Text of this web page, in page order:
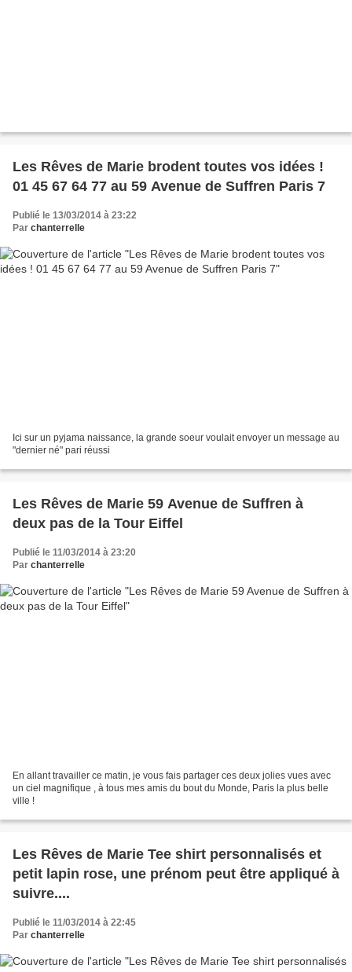
Les Rêves de Marie brodent toutes vos idées !
01 45 67 64 77 au 59 Avenue de Suffren Paris 7
Publié le 13/03/2014 à 23:22
Par chanterrelle
Ici sur un pyjama naissance, la grande soeur voulait envoyer un message au
"dernier né" pari réussi
Les Rêves de Marie 59 Avenue de Suffren à
deux pas de la Tour Eiffel
Publié le 11/03/2014 à 23:20
Par chanterrelle
En allant travailler ce matin, je vous fais partager ces deux jolies vues avec
un ciel magnifique , à tous mes amis du bout du Monde, Paris la plus belle
ville !
Les Rêves de Marie Tee shirt personnalisés et
petit lapin rose, une prénom peut être appliqué à
suivre....
Publié le 11/03/2014 à 22:45
Par chanterrelle